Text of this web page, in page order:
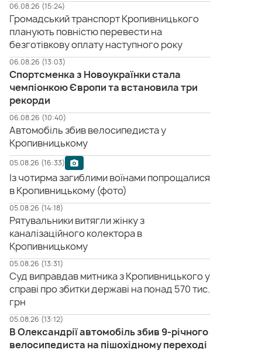
06.08.26 (15:24)
Громадський транспорт Кропивницького
планують повністю перевести на
безготівкову оплату наступного року
06.08.26 (13:03)
Спортсменка з Новоукраїнки стала
чемпіонкою Європи та встановила три
рекорди
06.08.26 (10:40)
Автомобіль збив велосипедиста у
Кропивницькому
05.08.26 (16:33)
Із чотирма загиблими воїнами попрощалися
в Кропивницькому (фото)
05.08.26 (14:18)
Рятувальники витягли жінку з
каналізаційного колектора в
Кропивницькому
05.08.26 (13:31)
Суд виправдав митника з Кропивницького у
справі про збитки державі на понад 570 тис.
грн
05.08.26 (13:12)
В Олександрії автомобіль збив 9-річного
велосипедиста на пішохідному переході